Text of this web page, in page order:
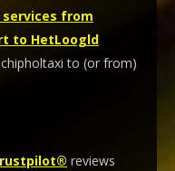
from
to HetLoogld
to (or from)
reviews